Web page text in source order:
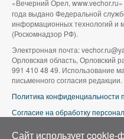
«Вечерний Орел, www.vechor.ru»
года выдано Федеральной
информационных технологий и
(Роскомнадзор РФ).
Электронная почта:
Орловская область, Орловский
991 410 48 49. Использование
письменного согласия редакции.
Политика конфиденциальности
Согласие на обработку
Сайт использует